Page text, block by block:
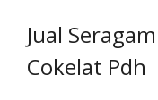
Jual
Cokelat Pdh